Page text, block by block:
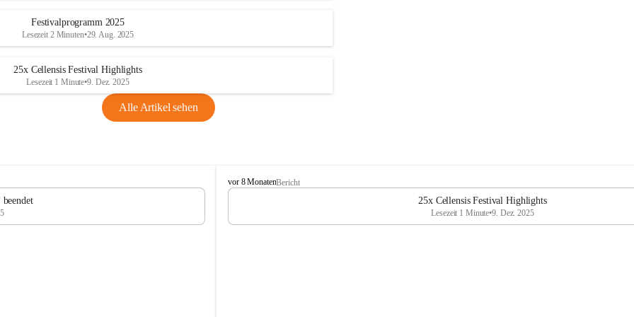
Festivalprogramm 2025
Lesezeit 2 Minuten•29. Aug. 2025
25x Cellensis Festival Highlights
Lesezeit 1 Minute•9. Dez. 2025
Alle Artikel sehen
C
e
l
vor 8 MonatenBericht
25x Cellensis Festival Highlights
Lesezeit 1 Minute•9. Dez. 2025